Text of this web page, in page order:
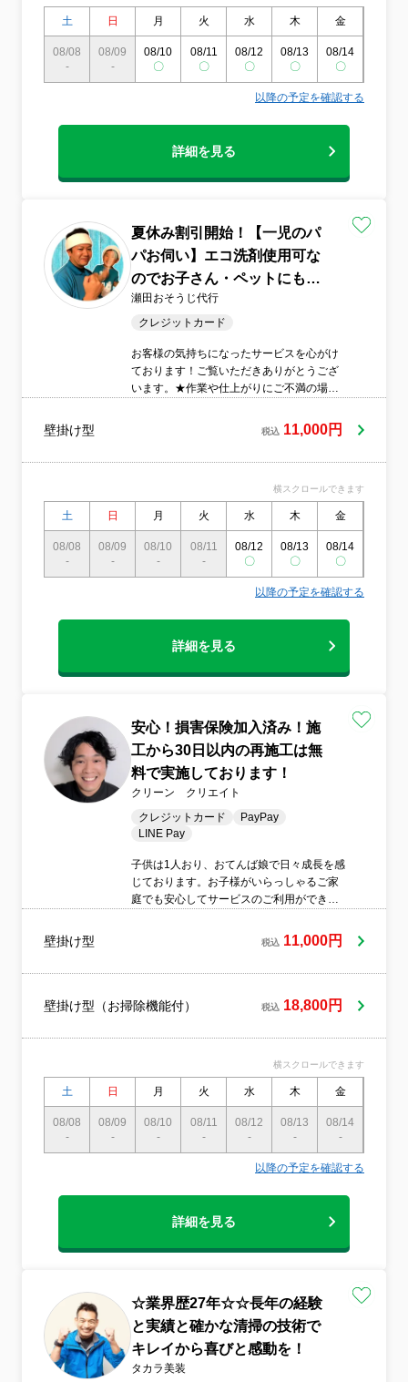
土
日 月 火 水 木 金
08/08
-
08/09
-
08/10
〇
08/11
〇
08/12
〇
08/13
〇
08/14
〇
以降の予定を確認する
詳細を見る
夏休み割引開始！【一児のパ
パお伺い】エコ洗剤使用可な
のでお子さん・ペットにも安
心
瀬田おそうじ代行
クレジットカード
お客様の気持ちになったサービスを心がけ
ております！ご覧いただきありがとうござ
います。★作業や仕上がりにご不満の場合
間外・対応地域外でもご要望お聞きしま
す！★プロの技術で、必ずご満足いただけ
壁掛け型 税込 11,000円
横スクロールできます
土 日 月 火 水 木 金
08/08
-
08/09
-
08/10
-
08/11
-
08/12
〇
08/13
〇
08/14
〇
以降の予定を確認する
詳細を見る
安心！損害保険加入済み！施
工から30日以内の再施工は無
料で実施しております！
クリーン クリエイト
クレジットカード
PayPay
LINE Pay
子供は1人おり、おてんば娘で日々成長を感
じております。お子様がいらっしゃるご家
庭でも安心してサービスのご利用ができる
会社に努めていました。お掃除の事なら何
壁掛け型 税込 11,000円
壁掛け型（お掃除機能付） 税込 18,800円
横スクロールできます
土 日 月 火 水 木 金
08/08
-
08/09
-
08/10
-
08/11
-
08/12
-
08/13
-
08/14
-
以降の予定を確認する
詳細を見る
☆業界歴27年☆☆長年の経験
と実績と確かな清掃の技術で
キレイから喜びと感動を！
タカラ美装